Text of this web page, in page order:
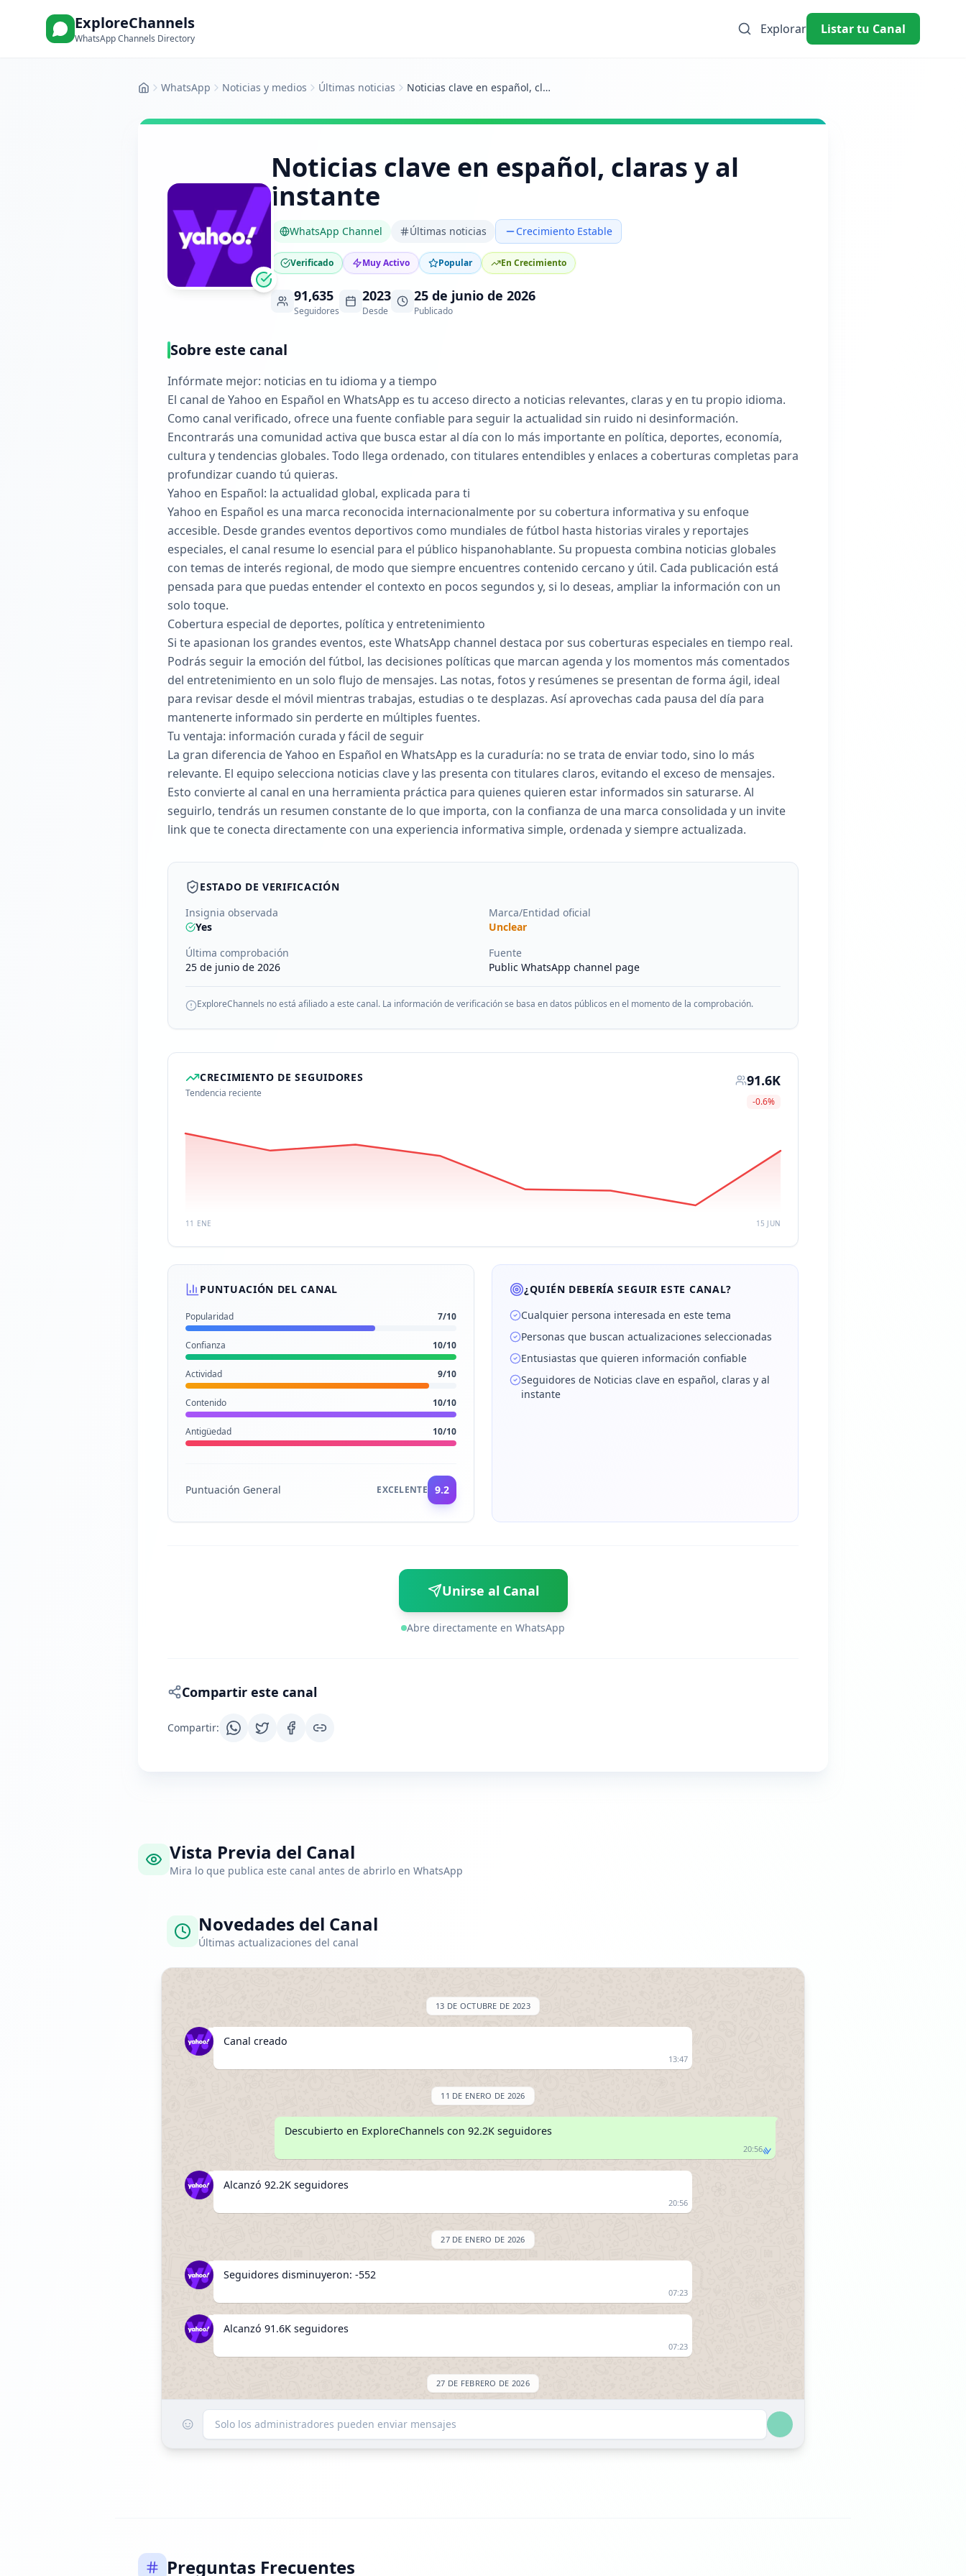
ExploreChannels
WhatsApp Channels Directory
Explorar Listar tu Canal
InicioWhatsApp Noticias y medios Últimas noticias Noticias clave en español, claras y al instante
Noticias clave en español, claras y al
instante
WhatsApp Channel Últimas noticias Crecimiento Estable
Verificado Muy Activo Popular En Crecimiento
91,635
Seguidores
2023
Desde
25 de junio de 2026
Publicado
Sobre este canal
Infórmate mejor: noticias en tu idioma y a tiempo
El canal de Yahoo en Español en WhatsApp es tu acceso directo a noticias relevantes, claras y en tu propio idioma.
Como canal verificado, ofrece una fuente confiable para seguir la actualidad sin ruido ni desinformación.
Encontrarás una comunidad activa que busca estar al día con lo más importante en política, deportes, economía,
cultura y tendencias globales. Todo llega ordenado, con titulares entendibles y enlaces a coberturas completas para
profundizar cuando tú quieras.
Yahoo en Español: la actualidad global, explicada para ti
Yahoo en Español es una marca reconocida internacionalmente por su cobertura informativa y su enfoque
accesible. Desde grandes eventos deportivos como mundiales de fútbol hasta historias virales y reportajes
especiales, el canal resume lo esencial para el público hispanohablante. Su propuesta combina noticias globales
con temas de interés regional, de modo que siempre encuentres contenido cercano y útil. Cada publicación está
pensada para que puedas entender el contexto en pocos segundos y, si lo deseas, ampliar la información con un
solo toque.
Cobertura especial de deportes, política y entretenimiento
Si te apasionan los grandes eventos, este WhatsApp channel destaca por sus coberturas especiales en tiempo real.
Podrás seguir la emoción del fútbol, las decisiones políticas que marcan agenda y los momentos más comentados
del entretenimiento en un solo flujo de mensajes. Las notas, fotos y resúmenes se presentan de forma ágil, ideal
para revisar desde el móvil mientras trabajas, estudias o te desplazas. Así aprovechas cada pausa del día para
mantenerte informado sin perderte en múltiples fuentes.
Tu ventaja: información curada y fácil de seguir
La gran diferencia de Yahoo en Español en WhatsApp es la curaduría: no se trata de enviar todo, sino lo más
relevante. El equipo selecciona noticias clave y las presenta con titulares claros, evitando el exceso de mensajes.
Esto convierte al canal en una herramienta práctica para quienes quieren estar informados sin saturarse. Al
seguirlo, tendrás un resumen constante de lo que importa, con la confianza de una marca consolidada y un invite
link que te conecta directamente con una experiencia informativa simple, ordenada y siempre actualizada.
ESTADO DE VERIFICACIÓN
Insignia observada
Yes
Marca/Entidad oficial
Unclear
Última comprobación
25 de junio de 2026
Fuente
Public WhatsApp channel page
ExploreChannels no está afiliado a este canal. La información de verificación se basa en datos públicos en el momento de la comprobación.
CRECIMIENTO DE SEGUIDORES
Tendencia reciente
91.6K
-0.6%
11 ENE 15 JUN
PUNTUACIÓN DEL CANAL
Popularidad 7/10
Confianza 10/10
Actividad 9/10
Contenido 10/10
Antigüedad 10/10
Puntuación General EXCELENTE 9.2
¿QUIÉN DEBERÍA SEGUIR ESTE CANAL?
Cualquier persona interesada en este tema
Personas que buscan actualizaciones seleccionadas
Entusiastas que quieren información confiable
Seguidores de Noticias clave en español, claras y al
instante
Unirse al Canal
Abre directamente en WhatsApp
Compartir este canal
Compartir:
Vista Previa del Canal
Mira lo que publica este canal antes de abrirlo en WhatsApp
Novedades del Canal
Últimas actualizaciones del canal
13 DE OCTUBRE DE 2023
Canal creado
13:47
11 DE ENERO DE 2026
Descubierto en ExploreChannels con 92.2K seguidores
20:56
Alcanzó 92.2K seguidores
20:56
27 DE ENERO DE 2026
Seguidores disminuyeron: -552
07:23
Alcanzó 91.6K seguidores
07:23
27 DE FEBRERO DE 2026
FOLLOWERS INCREASED: +196
17:16
Seguidores disminuyeron: -369
☺ Solo los administradores pueden enviar mensajes
Preguntas Frecuentes